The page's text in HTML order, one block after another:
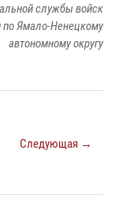
службы войск
по Ямало-Ненецкому
автономному округу
Следующая →